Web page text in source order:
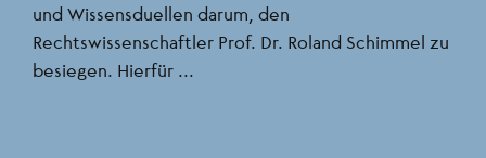
und Wissensduellen darum, den
Rechtswissenschaftler Prof. Dr. Roland Schimmel zu
besiegen. Hierfür ...